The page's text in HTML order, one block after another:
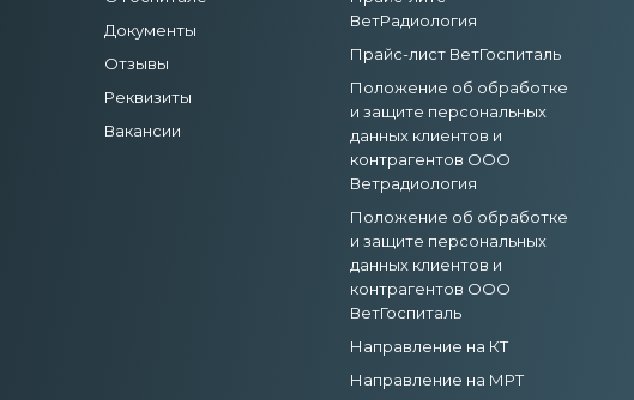
Документы
Отзывы
Реквизиты
Вакансии
ВетРадиология
Прайс-лист ВетГоспиталь
Положение об обработке
и защите персональных
данных клиентов и
контрагентов ООО
Ветрадиология
Положение об обработке
и защите персональных
данных клиентов и
контрагентов ООО
ВетГоспиталь
Направление на КТ
Направление на МРТ